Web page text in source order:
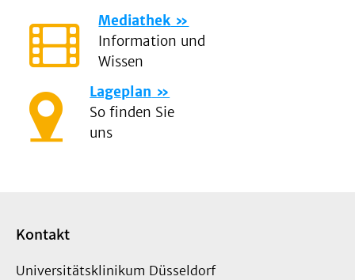
Mediathek
Information und
Wissen
Lageplan
So finden Sie
uns
Kontakt
Universitätsklinikum Düsseldorf